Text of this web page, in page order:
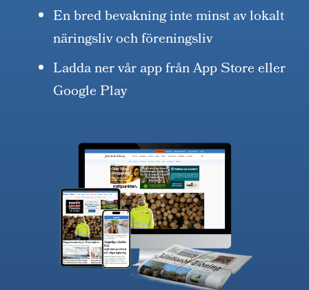
En bred bevakning inte minst av lokalt
näringsliv och föreningsliv
Ladda ner vår app från App Store eller
Google Play